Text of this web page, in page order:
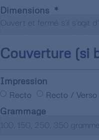
Dimensions
Couverture (si
Impression
Recto Recto / Verso
Grammage